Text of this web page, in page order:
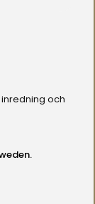
och